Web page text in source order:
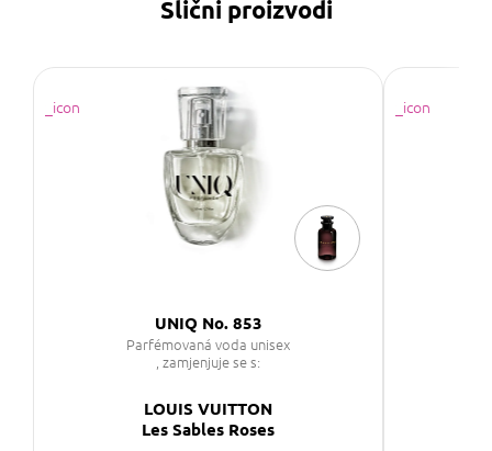
Slični proizvodi
UNIQ No. 853
Parfémovaná voda unisex
, zamjenjuje se s:
LOUIS VUITTON
Les Sables Roses